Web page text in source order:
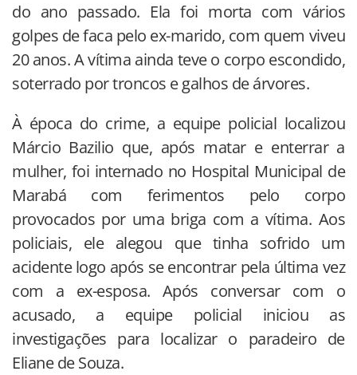
do ano passado. Ela foi morta com vários
golpes de faca pelo ex-marido, com quem viveu
20 anos. A vítima ainda teve o corpo escondido,
soterrado por troncos e galhos de árvores.
À época do crime, a equipe policial localizou
Márcio Bazilio que, após matar e enterrar a
mulher, foi internado no Hospital Municipal de
Marabá com ferimentos pelo corpo
provocados por uma briga com a vítima. Aos
policiais, ele alegou que tinha sofrido um
acidente logo após se encontrar pela última vez
com a ex-esposa. Após conversar com o
acusado, a equipe policial iniciou as
investigações para localizar o paradeiro de
Eliane de Souza.